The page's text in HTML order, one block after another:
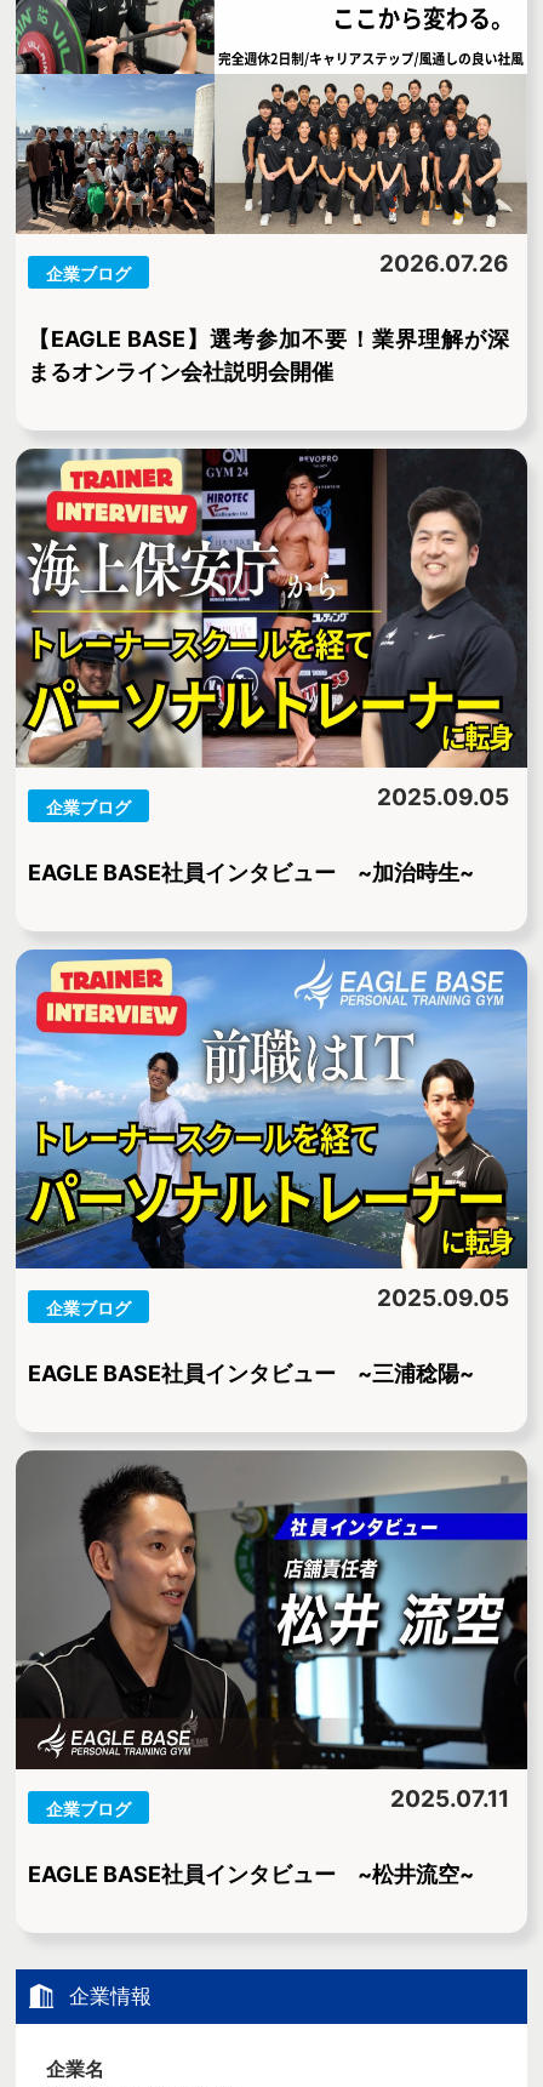
企業ブログ 2026.07.26
【EAGLE BASE】選考参加不要！業界理解が深
まるオンライン会社説明会開催
企業ブログ 2025.09.05
EAGLE BASE社員インタビュー ~加治時生~
企業ブログ 2025.09.05
EAGLE BASE社員インタビュー ~三浦稔陽~
企業ブログ 2025.07.11
EAGLE BASE社員インタビュー ~松井流空~
企業情報
企業名